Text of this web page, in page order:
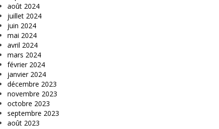
août 2024
juillet 2024
juin 2024
mai 2024
avril 2024
mars 2024
février 2024
janvier 2024
décembre 2023
novembre 2023
octobre 2023
septembre 2023
août 2023